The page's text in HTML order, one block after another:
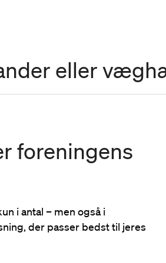
eller
foreningens
i antal – men også i
der passer bedst til jeres